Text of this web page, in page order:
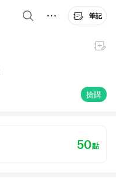
筆記
搶購
50點